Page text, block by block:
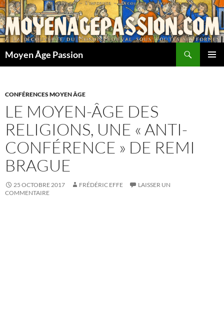
Aller
au
contenu
Moyen Âge Passion
CONFÉRENCES MOYEN ÂGE
LE MOYEN-ÂGE DES
RELIGIONS, UNE « ANTI-
CONFÉRENCE » DE REMI
BRAGUE
25 OCTOBRE 2017 FRÉDÉRIC EFFE
LAISSER UN
COMMENTAIRE